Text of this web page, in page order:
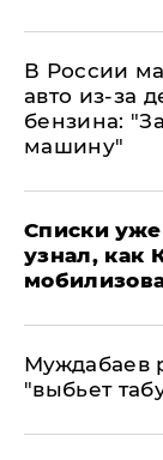
В России
авто из-за
бензина:
машину"
Списки
узнал, как
Муждабаев
"выбьет